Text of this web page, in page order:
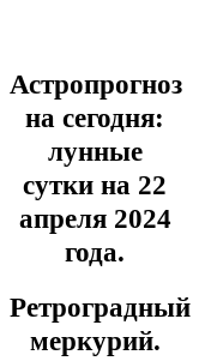
Астропрогноз
на сегодня:
лунные
сутки на 22
апреля 2024
года.
Ретроградный
меркурий.